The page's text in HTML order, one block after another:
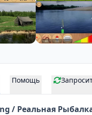
Помощь
/ Реальная